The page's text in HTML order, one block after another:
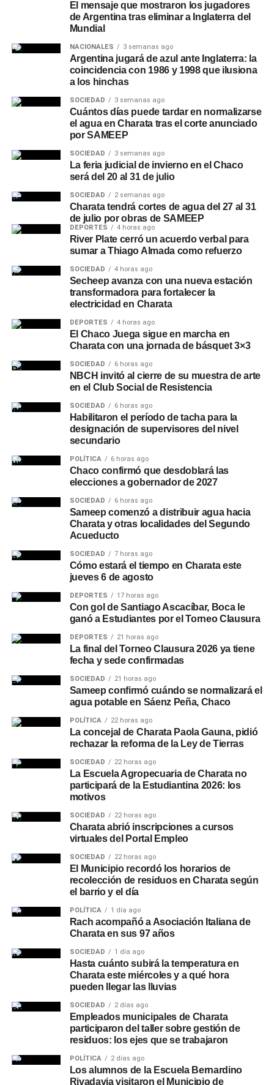
El mensaje que mostraron los jugadores
de Argentina tras eliminar a Inglaterra del
Mundial
NACIONALES 3 semanas ago
Argentina jugará de azul ante Inglaterra: la
coincidencia con 1986 y 1998 que ilusiona
a los hinchas
SOCIEDAD 3 semanas ago
Cuántos días puede tardar en normalizarse
el agua en Charata tras el corte anunciado
por SAMEEP
SOCIEDAD 3 semanas ago
La feria judicial de invierno en el Chaco
será del 20 al 31 de julio
SOCIEDAD 2 semanas ago
Charata tendrá cortes de agua del 27 al 31
de julio por obras de SAMEEP
DEPORTES 4 horas ago
River Plate cerró un acuerdo verbal para
sumar a Thiago Almada como refuerzo
SOCIEDAD 4 horas ago
Secheep avanza con una nueva estación
transformadora para fortalecer la
electricidad en Charata
DEPORTES 4 horas ago
El Chaco Juega sigue en marcha en
Charata con una jornada de básquet 3×3
SOCIEDAD 6 horas ago
NBCH invitó al cierre de su muestra de arte
en el Club Social de Resistencia
SOCIEDAD 6 horas ago
Habilitaron el período de tacha para la
designación de supervisores del nivel
secundario
POLÍTICA 6 horas ago
Chaco confirmó que desdoblará las
elecciones a gobernador de 2027
SOCIEDAD 6 horas ago
Sameep comenzó a distribuir agua hacia
Charata y otras localidades del Segundo
Acueducto
SOCIEDAD 7 horas ago
Cómo estará el tiempo en Charata este
jueves 6 de agosto
DEPORTES 17 horas ago
Con gol de Santiago Ascacíbar, Boca le
ganó a Estudiantes por el Torneo Clausura
DEPORTES 21 horas ago
La final del Torneo Clausura 2026 ya tiene
fecha y sede confirmadas
SOCIEDAD 21 horas ago
Sameep confirmó cuándo se normalizará el
agua potable en Sáenz Peña, Chaco
POLÍTICA 22 horas ago
La concejal de Charata Paola Gauna, pidió
rechazar la reforma de la Ley de Tierras
SOCIEDAD 22 horas ago
La Escuela Agropecuaria de Charata no
participará de la Estudiantina 2026: los
motivos
SOCIEDAD 22 horas ago
Charata abrió inscripciones a cursos
virtuales del Portal Empleo
SOCIEDAD 22 horas ago
El Municipio recordó los horarios de
recolección de residuos en Charata según
el barrio y el día
POLÍTICA 1 día ago
Rach acompañó a Asociación Italiana de
Charata en sus 97 años
SOCIEDAD 1 día ago
Hasta cuánto subirá la temperatura en
Charata este miércoles y a qué hora
pueden llegar las lluvias
SOCIEDAD 2 días ago
Empleados municipales de Charata
participaron del taller sobre gestión de
residuos: los ejes que se trabajaron
POLÍTICA 2 días ago
Los alumnos de la Escuela Bernardino
Rivadavia visitaron el Municipio de